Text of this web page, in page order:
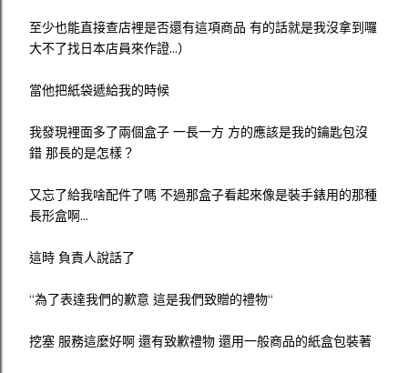
至少也能直接查店裡是否還有這項商品 有的話就是我沒拿到囉
大不了找日本店員來作證...）
當他把紙袋遞給我的時候
我發現裡面多了兩個盒子 一長一方 方的應該是我的鑰匙包沒
錯 那長的是怎樣？
又忘了給我啥配件了嗎 不過那盒子看起來像是裝手錶用的那種
長形盒啊...
這時 負責人說話了
“為了表達我們的歉意 這是我們致贈的禮物“
挖塞 服務這麼好啊 還有致歉禮物 還用一般商品的紙盒包裝著